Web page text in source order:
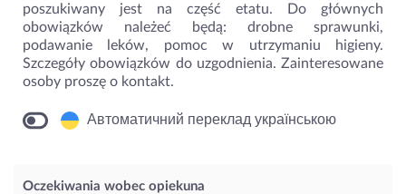
poszukiwany jest na część etatu. Do głównych
obowiązków należeć będą: drobne sprawunki,
podawanie leków, pomoc w utrzymaniu higieny.
Szczegóły obowiązków do uzgodnienia. Zainteresowane
osoby proszę o kontakt.
Автоматичний переклад українською
Oczekiwania wobec opiekuna